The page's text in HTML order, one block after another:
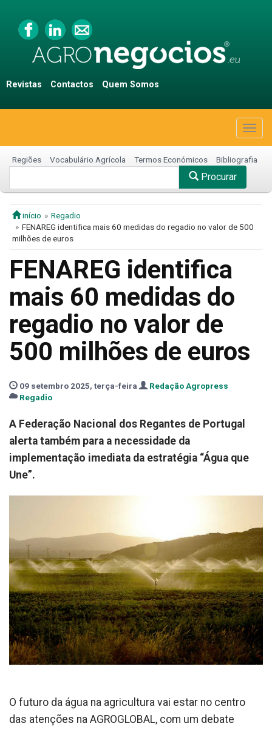
Revistas Contactos Quem Somos
Regiões Vocabulário Agrícola Termos Económicos Bibliografia
Procurar
início
Regadio
FENAREG identifica mais 60 medidas do regadio no valor de 500
milhões de euros
FENAREG identifica
mais 60 medidas do
regadio no valor de
500 milhões de euros
09 setembro 2025, terça-feira
Redação Agropress
Regadio
A Federação Nacional dos Regantes de Portugal
alerta também para a necessidade da
implementação imediata da estratégia “Água que
Une”.
O futuro da água na agricultura vai estar no centro
das atenções na AGROGLOBAL, com um debate